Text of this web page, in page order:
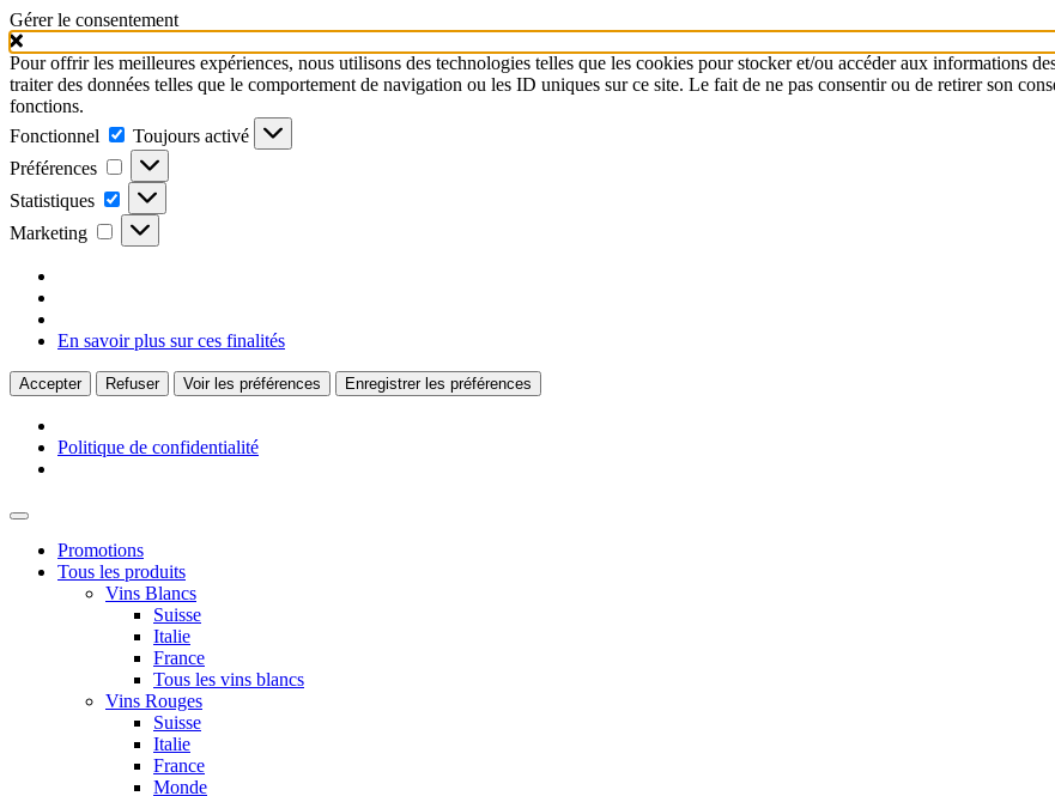
Gérer le consentement
Pour offrir les meilleures expériences, nous utilisons des technologies telles que les cookies pour stocker et/ou accéder aux informations
traiter des données telles que le comportement de navigation ou les ID uniques sur ce site. Le fait de ne pas consentir ou de retirer son
fonctions.
Fonctionnel
Fonctionnel
Toujours activé
Préférences
Préférences
Statistiques Statistiques
Marketing Marketing
En savoir plus sur ces finalités
Accepter Refuser Voir les préférences Enregistrer les préférences
Politique de confidentialité
Promotions
Tous les produits
Vins Blancs
Suisse
Italie
France
Tous les vins blancs
Vins Rouges
Suisse
Italie
France
Monde